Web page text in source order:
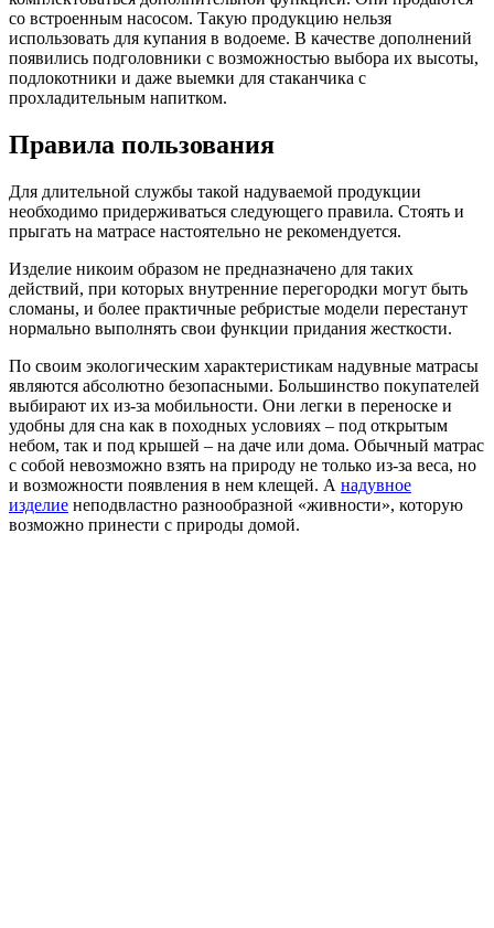
со встроенным насосом. Такую продукцию нельзя
использовать для купания в водоеме. В качестве дополнений
появились подголовники с возможностью выбора их высоты,
подлокотники и даже выемки для стаканчика с
прохладительным напитком.
Правила пользования
Для длительной службы такой надуваемой продукции
необходимо придерживаться следующего правила. Стоять и
прыгать на матрасе настоятельно не рекомендуется.
Изделие никоим образом не предназначено для таких
действий, при которых внутренние перегородки могут быть
сломаны, и более практичные ребристые модели перестанут
нормально выполнять свои функции придания жесткости.
По своим экологическим характеристикам надувные матрасы
являются абсолютно безопасными. Большинство покупателей
выбирают их из-за мобильности. Они легки в переноске и
удобны для сна как в походных условиях – под открытым
небом, так и под крышей – на даче или дома. Обычный матрас
с собой невозможно взять на природу не только из-за веса, но
и возможности появления в нем клещей. А надувное
изделие неподвластно разнообразной «живности», которую
возможно принести с природы домой.